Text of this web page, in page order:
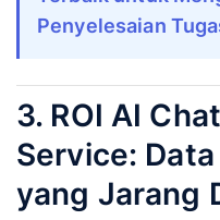
Penyelesaian
3. ROI AI
Service:
yang Jarang